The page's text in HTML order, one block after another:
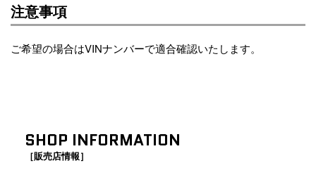
注意事項
ご希望の場合はVINナンバーで適合確認いたします。
SHOP INFORMATION
［販売店情報］